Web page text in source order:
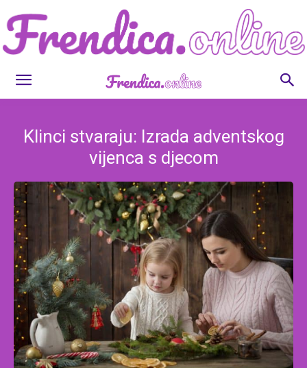
Frendica.online
Klinci stvaraju: Izrada adventskog
vijenca s djecom